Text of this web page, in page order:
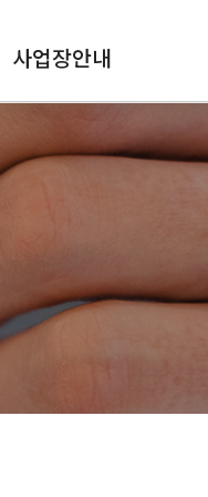
사업장안내